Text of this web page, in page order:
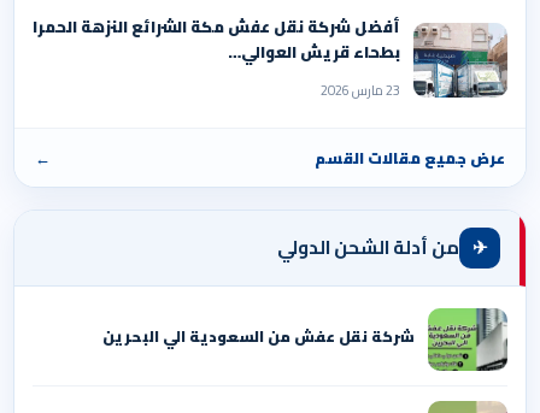
أفضل شركة نقل عفش مكة الشرائع النزهة الحمرا
بطحاء قريش العوالي…
23 مارس 2026
عرض جميع مقالات القسم ←
✈ من أدلة الشحن الدولي
شركة نقل عفش من السعودية الي البحرين